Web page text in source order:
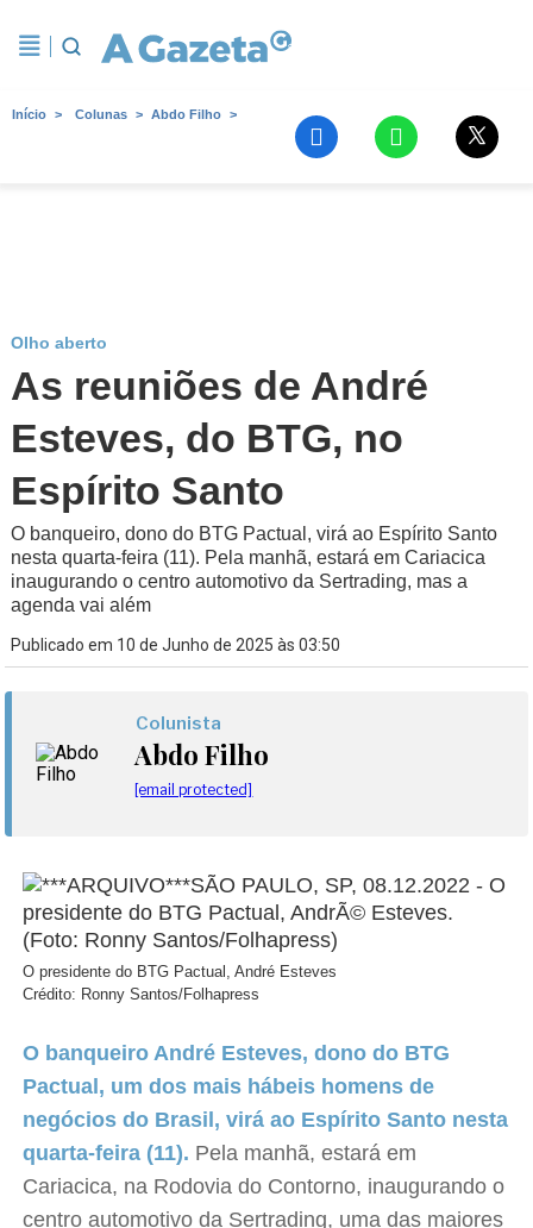
Início Colunas Abdo Filho
Olho aberto
As reuniões de André
Esteves, do BTG, no
Espírito Santo
O banqueiro, dono do BTG Pactual, virá ao Espírito Santo
nesta quarta-feira (11). Pela manhã, estará em Cariacica
inaugurando o centro automotivo da Sertrading, mas a
agenda vai além
Publicado em 10 de Junho de 2025 às 03:50
Colunista
Abdo Filho
[email protected]
O presidente do BTG Pactual, André Esteves
Crédito: Ronny Santos/Folhapress
O banqueiro André Esteves, dono do BTG
Pactual, um dos mais hábeis homens de
negócios do Brasil, virá ao Espírito Santo nesta
quarta-feira (11). Pela manhã, estará em
Cariacica, na Rodovia do Contorno, inaugurando o
centro automotivo da Sertrading, uma das maiores